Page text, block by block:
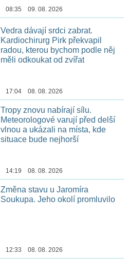
08:35 09. 08. 2026
Vedra dávají srdci zabrat.
Kardiochirurg Pirk překvapil
radou, kterou bychom podle něj
měli odkoukat od zvířat
17:04 08. 08. 2026
Tropy znovu nabírají sílu.
Meteorologové varují před delší
vlnou a ukázali na místa, kde
situace bude nejhorší
14:19 08. 08. 2026
Změna stavu u Jaromíra
Soukupa. Jeho okolí promluvilo
12:33 08. 08. 2026